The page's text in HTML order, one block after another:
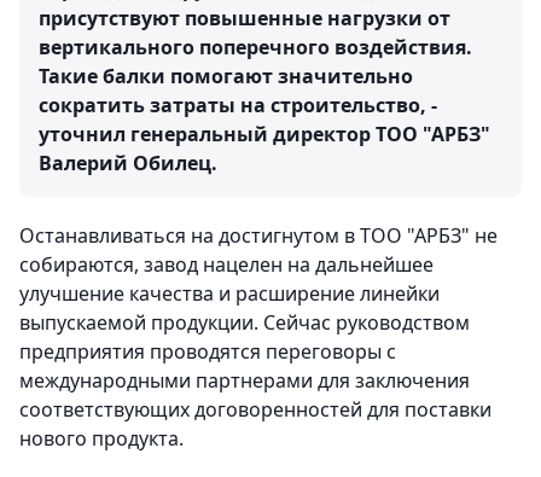
присутствуют повышенные нагрузки от
вертикального поперечного воздействия.
Такие балки помогают значительно
сократить затраты на строительство, -
уточнил генеральный директор ТОО "АРБЗ"
Валерий Обилец.
Останавливаться на достигнутом в ТОО "АРБЗ" не
собираются, завод нацелен на дальнейшее
улучшение качества и расширение линейки
выпускаемой продукции. Сейчас руководством
предприятия проводятся переговоры с
международными партнерами для заключения
соответствующих договоренностей для поставки
нового продукта.